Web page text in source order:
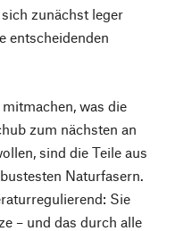
zunächst leger
entscheidenden
was die
zum nächsten an
sind die Teile aus
Naturfasern.
Sie
– und das durch alle